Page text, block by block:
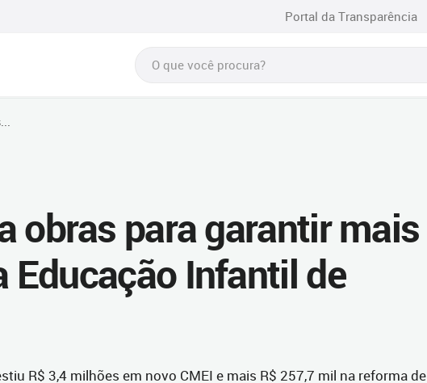
Portal da Transparência
obras para garantir mais
Educação Infantil de
R$ 3,4 milhões em novo CMEI e mais R$ 257,7 mil na reforma de